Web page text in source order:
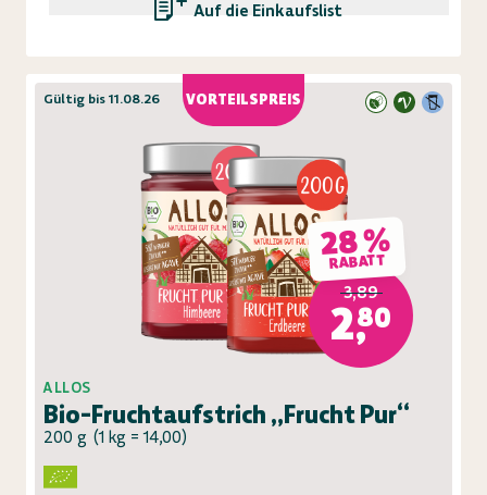
Auf die Einkaufsliste
VORTEILSPREIS
Gültig bis 11.08.26
28 %
RABATT
3,89
2,80
ALLOS
Bio-Fruchtaufstrich „Frucht Pur“
200 g (1 kg = 14,00)